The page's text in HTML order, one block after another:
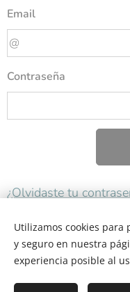
Email
Contraseña
¿Olvidaste tu
Utilizamos cookies
y seguro en nuestra
experiencia posible al